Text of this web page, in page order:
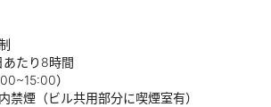
あたり8時間
）
禁煙（ビル共用部分に喫煙室有）